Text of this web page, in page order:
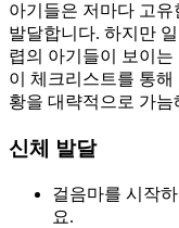
아기들은 저마다 고
발달합니다. 하지만
렵의 아기들이 보이
이 체크리스트를 통
황을 대략적으로 가
신체 발달
걸음마를 시작
요.